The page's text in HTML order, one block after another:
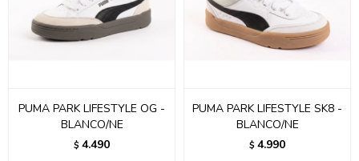
PUMA PARK LIFESTYLE OG -
BLANCO/NE
$ 4.490
PUMA PARK LIFESTYLE SK8 -
BLANCO/NE
$ 4.990